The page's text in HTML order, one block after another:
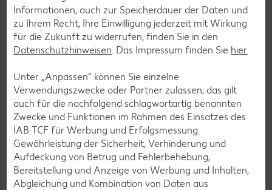
Bananen-Rezepte
Informationen, auch zur Speicherdauer der Daten und
zu Ihrem Recht, Ihre Einwilligung jederzeit mit Wirkung
für die Zukunft zu widerrufen, finden Sie in den
Datenschutzhinweisen . Das Impressum finden Sie hier.
Unter „Anpassen“ können Sie einzelne
Verwendungszwecke oder Partner zulassen; das gilt
auch für die nachfolgend schlagwortartig benannten
Zwecke und Funktionen im Rahmen des Einsatzes des
IAB TCF für Werbung und Erfolgsmessung:
Gewährleistung der Sicherheit, Verhinderung und
Aufdeckung von Betrug und Fehlerbehebung,
Bereitstellung und Anzeige von Werbung und Inhalten,
Abgleichung und Kombination von Daten aus